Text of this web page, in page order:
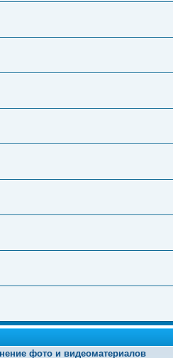
фото и видеоматериалов